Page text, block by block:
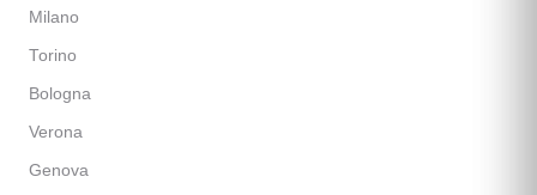
Milano
Torino
Bologna
Verona
Genova